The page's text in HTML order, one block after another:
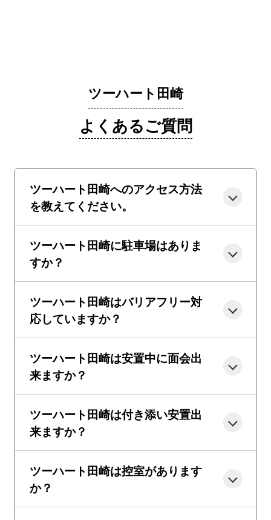
ツーハート田崎
よくあるご質問
ツーハート田崎へのアクセス方法
を教えてください。
ツーハート田崎に駐車場はありま
すか？
ツーハート田崎はバリアフリー対
応していますか？
ツーハート田崎は安置中に面会出
来ますか？
ツーハート田崎は付き添い安置出
来ますか？
ツーハート田崎は控室があります
か？